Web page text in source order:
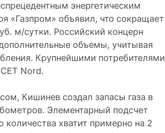
энергетическим
«Газпром» объявил, что сокращает
м/сутки. Российский концерн
объемы, учитывая
Крупнейшими потребителями
Nord.
Кишинев создал запасы газа в
Элементарный подсчет
количества хватит примерно на 2